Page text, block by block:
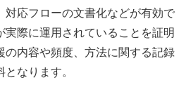
対応フローの文書化などが有効で
実際に運用されていることを証明
の内容や頻度、方法に関する記録
なります。